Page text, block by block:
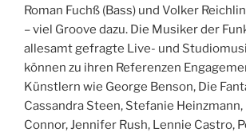
Roman Fuchß (Bass) und Volker
– viel Groove dazu. Die Musiker der
allesamt gefragte Live- und
können zu ihren Referenzen
Künstlern wie George Benson, Die
Cassandra Steen, Stefanie Heinzmann,
Connor, Jennifer Rush, Lennie Castro,